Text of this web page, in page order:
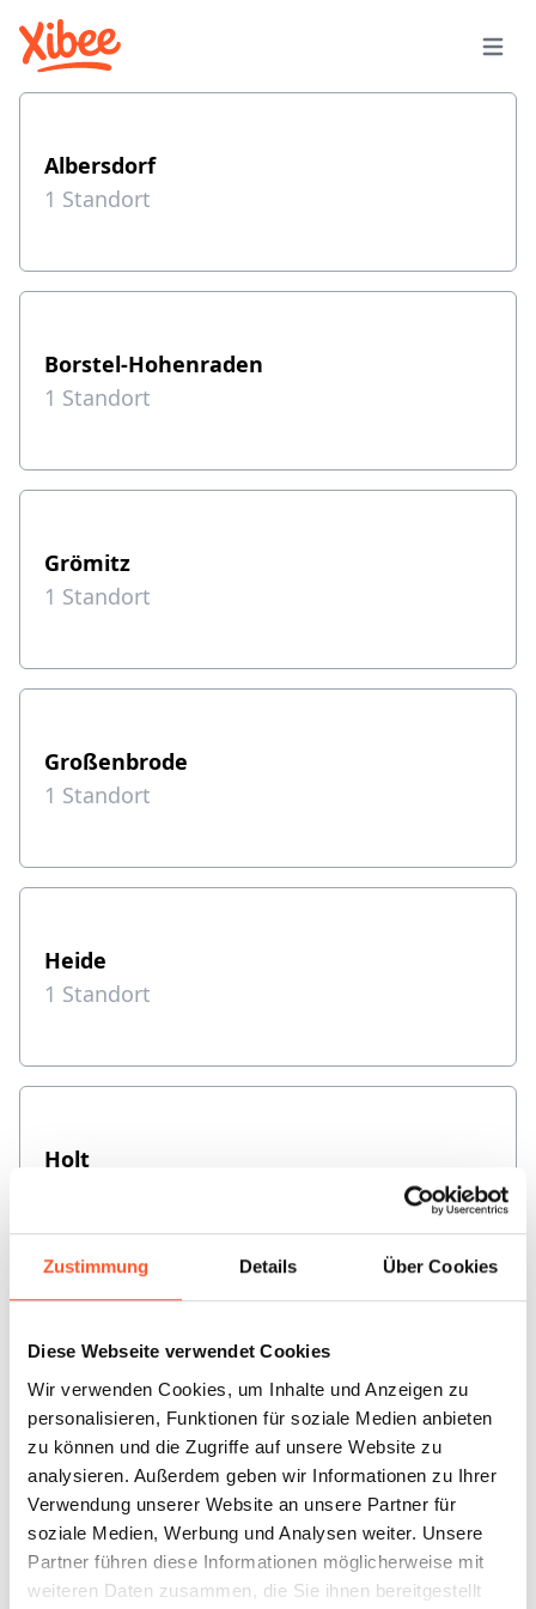
Zustimmung Details Über Cookies
Diese Webseite verwendet Cookies
Wir verwenden Cookies, um Inhalte und Anzeigen zu
personalisieren, Funktionen für soziale Medien anbieten
zu können und die Zugriffe auf unsere Website zu
analysieren. Außerdem geben wir Informationen zu Ihrer
Verwendung unserer Website an unsere Partner für
soziale Medien, Werbung und Analysen weiter. Unsere
Partner führen diese Informationen möglicherweise mit
weiteren Daten zusammen, die Sie ihnen bereitgestellt
Albersdorf
1 Standort
Borstel-Hohenraden
1 Standort
Grömitz
1 Standort
Großenbrode
1 Standort
Heide
1 Standort
Holt
Itzehoe
1 Standort
Kiel
5 Standorte